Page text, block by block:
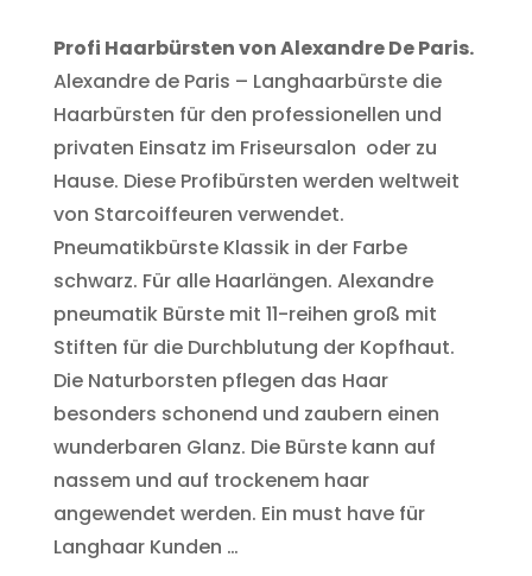
Profi Haarbürsten von Alexandre De Paris.
Alexandre de Paris – Langhaarbürste die
Haarbürsten für den professionellen und
privaten Einsatz im Friseursalon oder zu
Hause. Diese Profibürsten werden weltweit
von Starcoiffeuren verwendet.
Pneumatikbürste Klassik in der Farbe
schwarz. Für alle Haarlängen. Alexandre
pneumatik Bürste mit 11-reihen groß mit
Stiften für die Durchblutung der Kopfhaut.
Die Naturborsten pflegen das Haar
besonders schonend und zaubern einen
wunderbaren Glanz. Die Bürste kann auf
nassem und auf trockenem haar
angewendet werden. Ein must have für
Langhaar Kunden …